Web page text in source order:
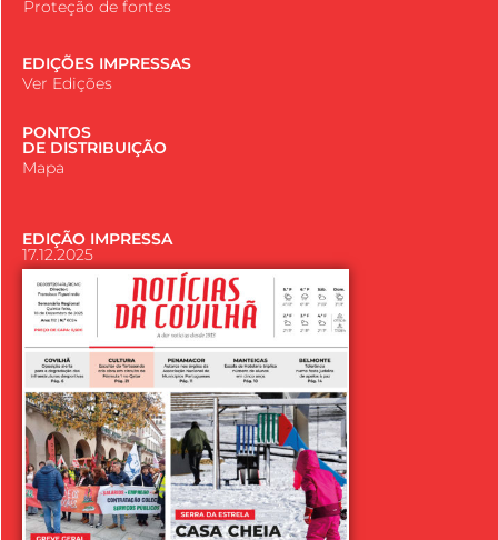
Proteção de fontes
EDIÇÕES IMPRESSAS
Ver Edições
PONTOS
DE DISTRIBUIÇÃO
Mapa
EDIÇÃO IMPRESSA
17.12.2025